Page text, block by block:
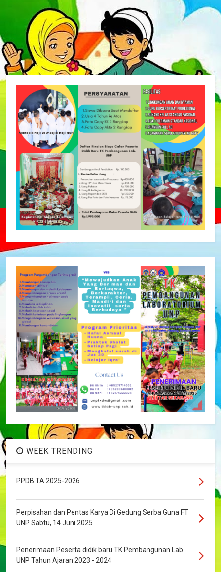
WEEK TRENDING
PPDB TA 2025-2026
Perpisahan dan Pentas Karya Di Gedung Serba Guna FT
UNP Sabtu, 14 Juni 2025
Penerimaan Peserta didik baru TK Pembangunan Lab.
UNP Tahun Ajaran 2023 - 2024